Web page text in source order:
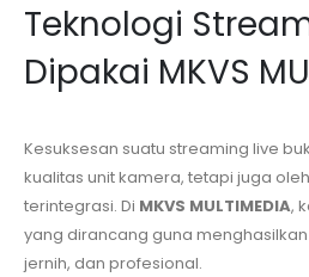
Teknologi
Dipakai MKVS
Kesuksesan suatu streaming live
kualitas unit kamera, tetapi juga
terintegrasi. Di MKVS MULTIMEDIA,
yang dirancang guna
jernih, dan profesional.